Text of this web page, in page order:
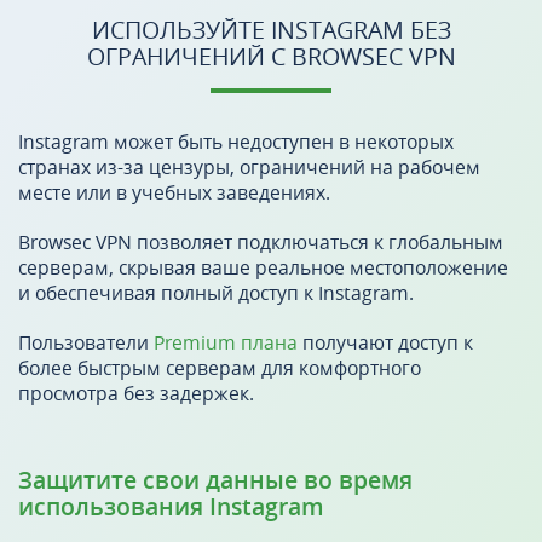
ИСПОЛЬЗУЙТЕ INSTAGRAM БЕЗ
ОГРАНИЧЕНИЙ С BROWSEC VPN
Instagram может быть недоступен в некоторых
странах из-за цензуры, ограничений на рабочем
месте или в учебных заведениях.
Browsec VPN позволяет подключаться к глобальным
серверам, скрывая ваше реальное местоположение
и обеспечивая полный доступ к Instagram.
Пользователи Premium плана получают доступ к
более быстрым серверам для комфортного
просмотра без задержек.
Защитите свои данные во время
использования Instagram